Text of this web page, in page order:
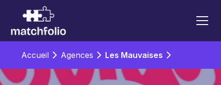
Accueil Agences Les Mauvaises